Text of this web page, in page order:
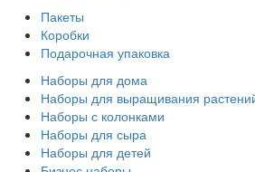
Пакеты
Коробки
Подарочная упаковка
Наборы для дома
Наборы для выращивания
Наборы с колонками
Наборы для сыра
Наборы для детей